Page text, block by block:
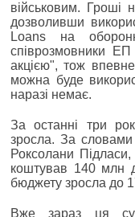
військовим. Гроші
дозволивши
Loans на
співрозмовники
акцією", тож
можна буде
наразі немає.
За останні три
зросла. За
Роксолани
коштував 140 млн
бюджету зросла до
Вже зараз ця